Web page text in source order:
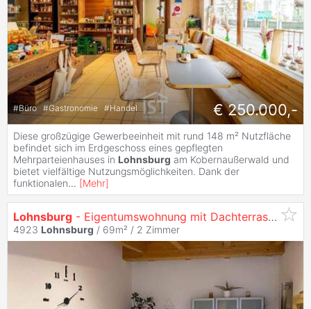
#Büro #Gastronomie #Handel € 250.000,-
Diese großzügige Gewerbeeinheit mit rund 148 m² Nutzfläche
befindet sich im Erdgeschoss eines gepflegten
Mehrparteienhauses in Lohnsburg am Kobernaußerwald und
bietet vielfältige Nutzungsmöglichkeiten. Dank der
funktionalen... [Mehr]
Lohnsburg - Eigentumswohnung mit Dachterrasse als attraktive Kapitalanlage
4923 Lohnsburg / 69m² / 2 Zimmer